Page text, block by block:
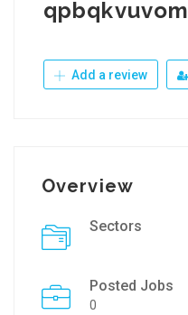
qpbqkvuvom
Add a review
Overview
Sectors
Posted Jobs
0